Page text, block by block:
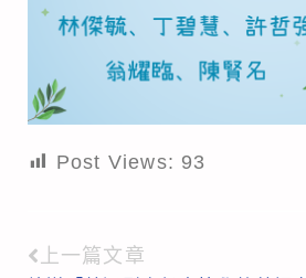
Post Views: 93
Read
上一篇文章